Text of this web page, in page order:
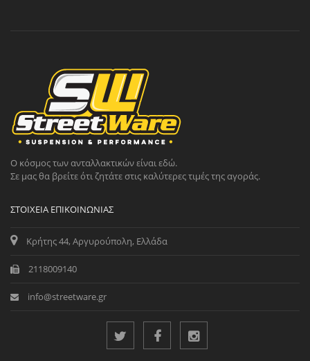
Ο κόσμος των ανταλλακτικών είναι εδώ.
Σε μας θα βρείτε ότι ζητάτε στις καλύτερες τιμές της αγοράς.
ΣΤΟΙΧΕΊΑ ΕΠΙΚΟΙΝΩΝΊΑΣ
Κρήτης 44, Αργυρούπολη, Ελλάδα
2118009140
info@streetware.gr